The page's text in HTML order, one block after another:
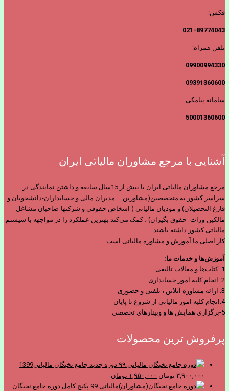
فکس:
021-89774043
تلفن همراه:
09900994330
09391360600
سامانه پیامکی:
50001360600
آشنایی با مرجع مشاوران مالیاتی ایران
مرجع مشاوران مالیاتی ایران با بیش از 15سال سابقه و داشتن نمایندگی در
سراسر کشور به متخصصین(مشاورین – مدیران مالی و حسابداران-دانشجویان و
فارغ التحصیلان) و مودیان مالیاتی ( اشخاص حقوقی و شرکتها-صاحبان مشاغل-
مالکین-وراث- حقوق بگیران) ، کمک می‌کند بهترین عملکرد را در مواجهه با سیستم
مالیاتی کشور داشته باشند.
کار اصلی ما آموزش و مشاوره مالیاتی است.
آموزش‌ها و خدمات ما:
1. کتاب‌ها و مقالات تالیفی
2. انجام کلیه امور حسابداری
3. ارائه مشاوره آنلاین ، تلفنی و حضوری
4.انجام کلیه امور مالیاتی از شروع تا پایان
5-برگزاری همایش ها و وبینارهای تخصصی
پرفروش ترین محصولات
دوره جدید جامع نخبگان مالیاتی1399
۳,۹۰۰,۰۰۰ تومان قیمت
اصلی
۱,۹۵۰,۰۰۰ تومان
فعلی
پکیج کامل دوره جامع نخبگان